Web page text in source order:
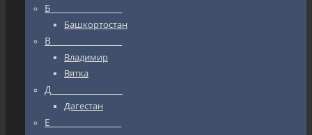
Б_________________
Башкортостан
В_________________
Владимир
Вятка
Д_________________
Дагестан
Е_________________